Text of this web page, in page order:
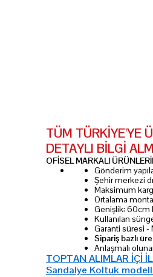
TÜM TÜRKİYE'YE
DETAYLI BİLGİ
OFİSEL MARKALI
Gönderim
Şehir merkezi
Maksimum
Ortalama
Genişlik: 60cm
Kullanılan
Garanti süresi -
Sipariş bazlı
Anlaşmalı
TOPTAN ALIMLAR İÇİ
Sandalye Koltuk